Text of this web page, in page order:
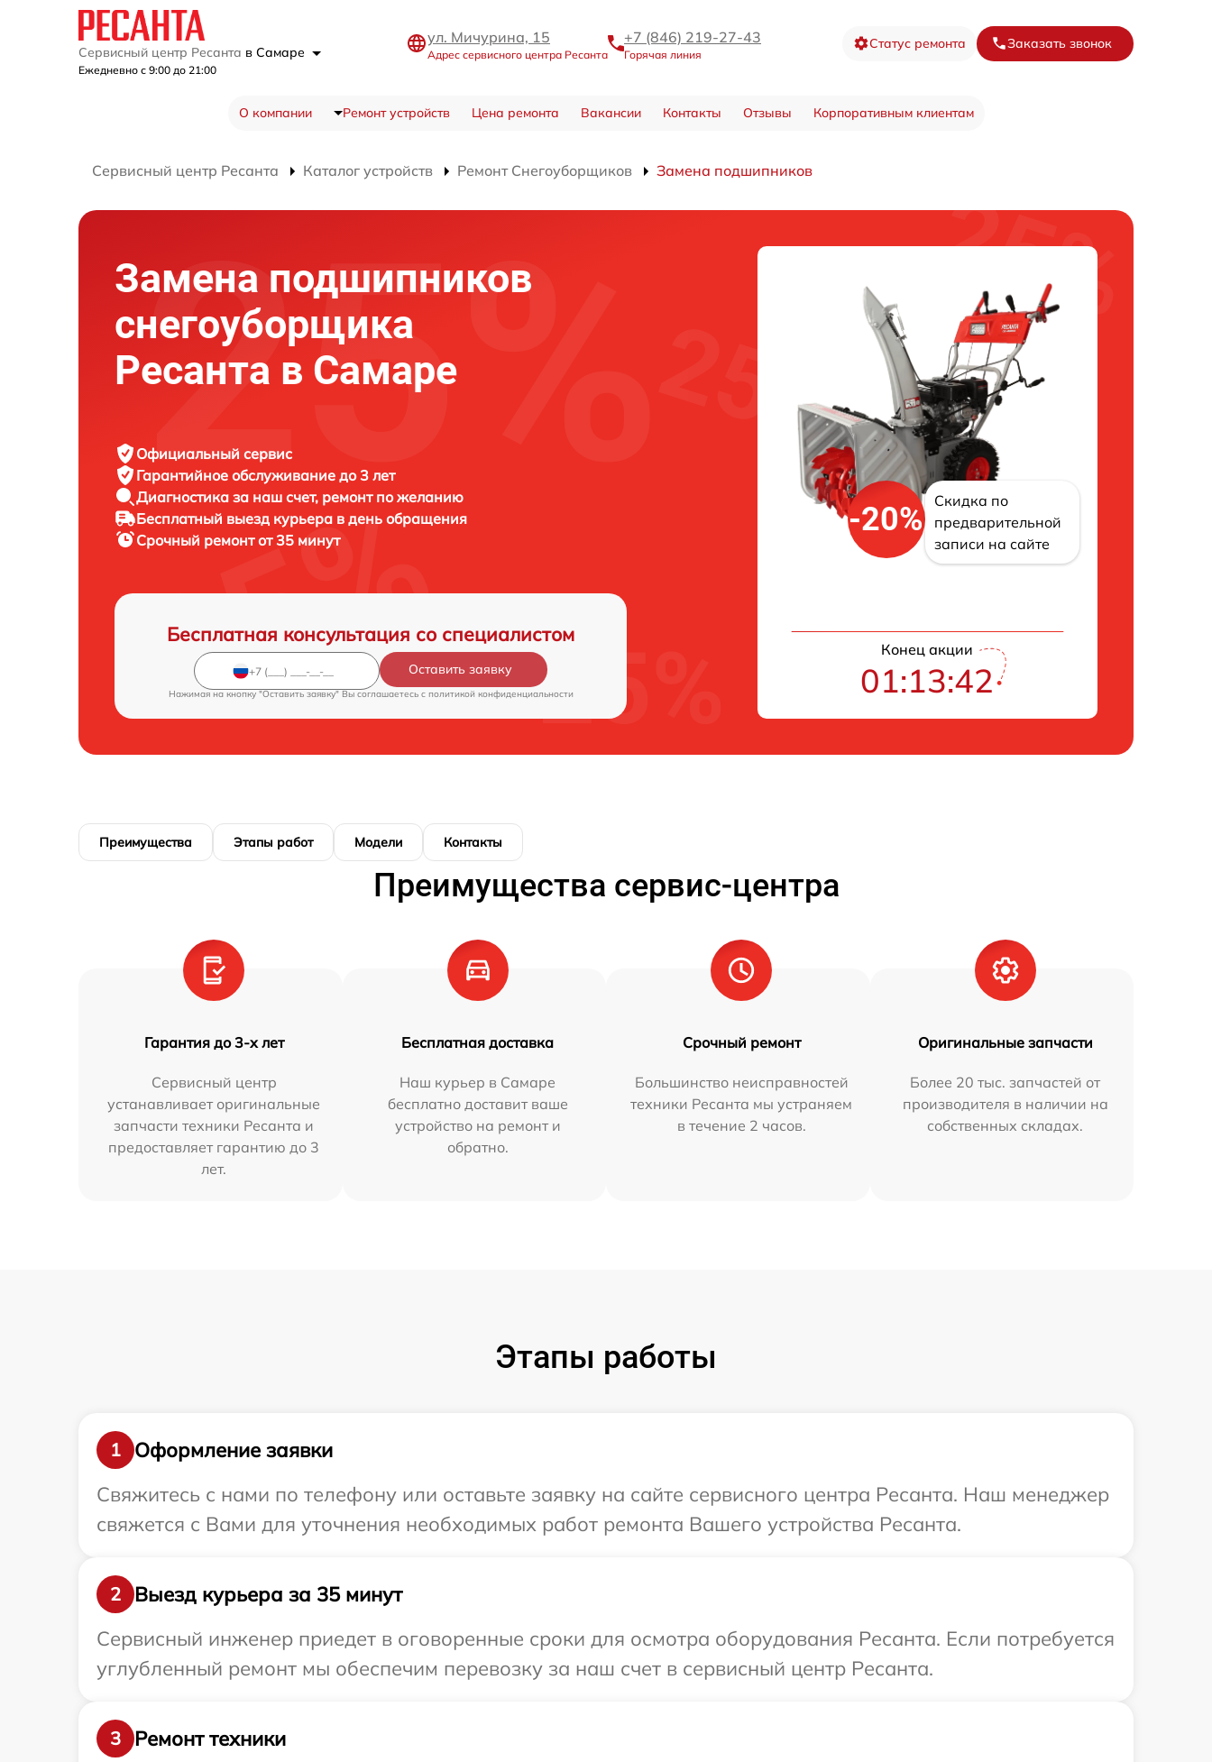
Сервисный центр Ресанта в Самаре
Ежедневно с 9:00 до 21:00
ул. Мичурина, 15
Адрес сервисного центра Ресанта
+7 (846) 219-27-43
Горячая линия
Статус ремонта Заказать звонок
О компании Ремонт устройств Цена ремонта Вакансии Контакты Отзывы Корпоративным клиентам
Сервисный центр Ресанта Каталог устройств Ремонт Снегоуборщиков Замена подшипников
Замена подшипников
снегоуборщика
Ресанта в Самаре
Официальный сервис
Гарантийное обслуживание до 3 лет
Диагностика за наш счет, ремонт по желанию
Бесплатный выезд курьера в день обращения
Срочный ремонтот 35 минут
Бесплатная консультация со специалистом
Оставить заявку
Нажимая на кнопку "Оставить заявку" Вы соглашаетесь c политикой конфиденциальности
-20%
Скидка по
предварительной
записи на сайте
Конец акции
01:13:41
Преимущества Этапы работ Модели Контакты
Преимущества сервис-центра
Гарантия до 3-х лет
Сервисный центр
устанавливает оригинальные
запчасти техники Ресанта и
предоставляет гарантию до 3
лет.
Бесплатная доставка
Наш курьер в Самаре
бесплатно доставит ваше
устройство на ремонт и
обратно.
Срочный ремонт
Большинство неисправностей
техники Ресанта мы устраняем
в течение 2 часов.
Оригинальные запчасти
Более 20 тыс. запчастей от
производителя в наличии на
собственных складах.
Этапы работы
1
Оформление заявки
Свяжитесь с нами по телефону или оставьте заявку на сайте сервисного центра Ресанта. Наш менеджер
свяжется с Вами для уточнения необходимых работ ремонта Вашего устройства Ресанта.
2
Выезд курьера за 35 минут
Сервисный инженер приедет в оговоренные сроки для осмотра оборудования Ресанта. Если потребуется
углубленный ремонт мы обеспечим перевозку за наш счет в сервисный центр Ресанта.
3
Ремонт техники